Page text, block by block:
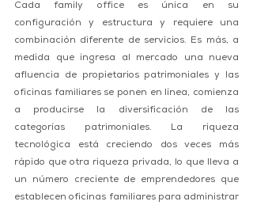
Cada family office es única en su
configuración y estructura y requiere una
combinación diferente de servicios. Es más, a
medida que ingresa al mercado una nueva
afluencia de propietarios patrimoniales y las
oficinas familiares se ponen en línea, comienza
a producirse la diversificación de las
categorías patrimoniales. La riqueza
tecnológica está creciendo dos veces más
rápido que otra riqueza privada, lo que lleva a
un número creciente de emprendedores que
establecen oficinas familiares para administrar